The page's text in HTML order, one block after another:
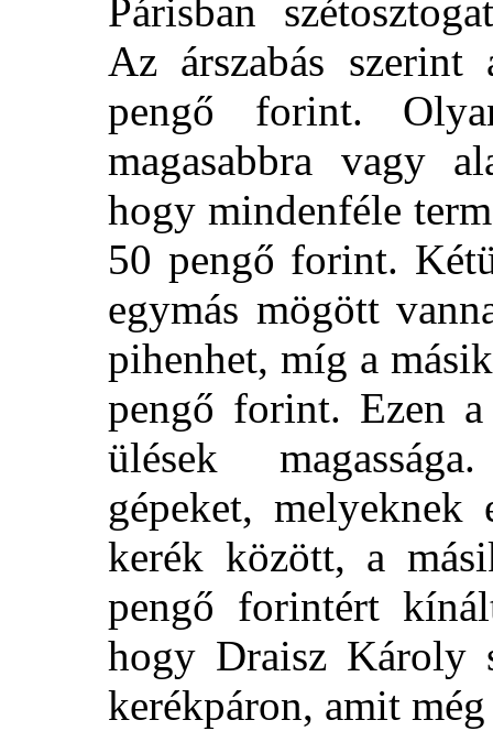
Párisban
Az árszabás
pengő forint.
magasabbra vagy
hogy mindenféle
50 pengő forint.
egymás mögött
pihenhet, míg a
pengő forint. Ezen a
ülések
gépeket,
kerék között, a
pengő forintért
hogy Draisz Károly
kerékpáron, amit